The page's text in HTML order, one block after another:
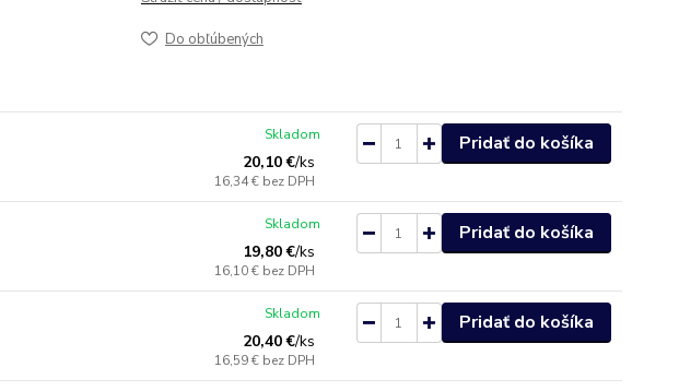
Do obľúbených
20,10 €/ks
16,34 € bez DPH
Skladom Pridať do košíka
19,80 €/ks
16,10 € bez DPH
Skladom Pridať do košíka
20,40 €/ks
16,59 € bez DPH
Skladom Pridať do košíka